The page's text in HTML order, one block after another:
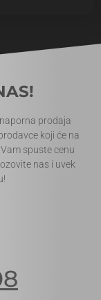
prodaja
koji će na
spuste cenu
nas i uvek